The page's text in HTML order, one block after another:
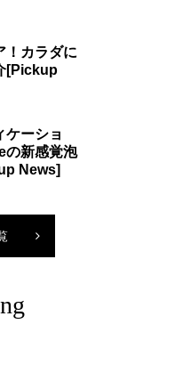
！カラダに
ケーショ
の新感覚泡